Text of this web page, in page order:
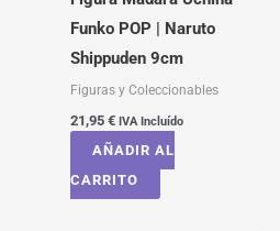
Funko POP | Naruto
Shippuden 9cm
Figuras y Coleccionables
21,95 € IVA Incluído
AÑADIR AL
CARRITO